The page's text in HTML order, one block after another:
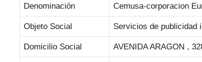
Denominación Cemusa-corporacion
Objeto Social Servicios de publicidad
Domicilio Social AVENIDA ARAGON ,